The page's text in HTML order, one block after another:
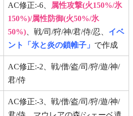
AC修正:-6、
属性攻撃(火150%/氷
150%)/属性防御(火50%/氷
50%) 、戦/司/狩/神/君/侍/忍、 イベ
ント「氷と炎の鎖帷子」 で作成
AC修正:-2、戦/僧/盗/司/狩/遊/神/
君/侍
AC修正:-3、戦/僧/盗/司/狩/遊/神/